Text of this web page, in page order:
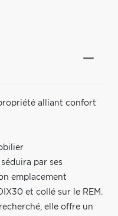
alliant confort
par ses
emplacement
et collé sur le REM.
elle offre un